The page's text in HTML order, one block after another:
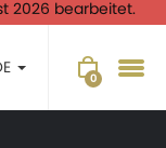
2026 bearbeitet.